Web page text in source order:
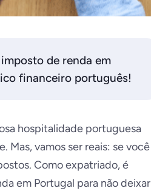
de renda em
financeiro português!
hospitalidade portuguesa
Mas, vamos ser reais: se você
Como expatriado, é
em Portugal para não deixar